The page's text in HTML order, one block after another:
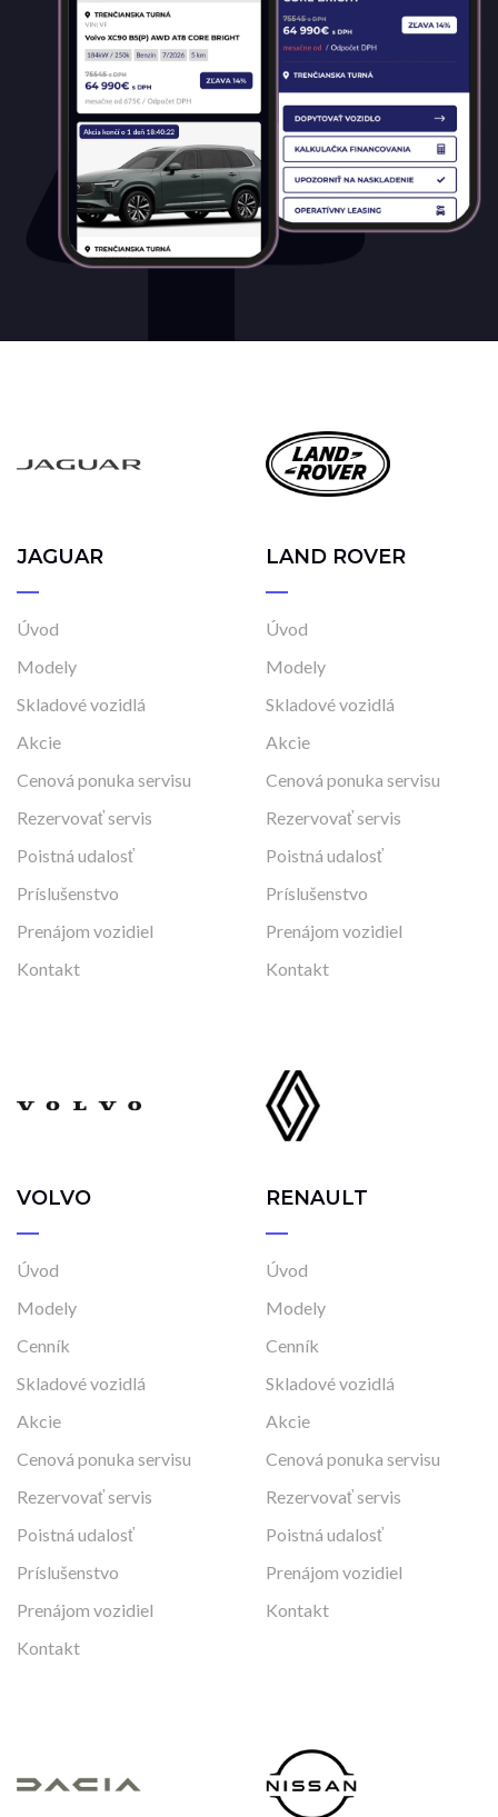
JAGUAR
Úvod
Modely
Skladové vozidlá
Akcie
Cenová ponuka servisu
Rezervovať servis
Poistná udalosť
Príslušenstvo
Prenájom vozidiel
Kontakt
LAND ROVER
Úvod
Modely
Skladové vozidlá
Akcie
Cenová ponuka servisu
Rezervovať servis
Poistná udalosť
Príslušenstvo
Prenájom vozidiel
Kontakt
VOLVO
Úvod
Modely
Cenník
Skladové vozidlá
Akcie
Cenová ponuka servisu
Rezervovať servis
Poistná udalosť
Príslušenstvo
Prenájom vozidiel
Kontakt
RENAULT
Úvod
Modely
Cenník
Skladové vozidlá
Akcie
Cenová ponuka servisu
Rezervovať servis
Poistná udalosť
Prenájom vozidiel
Kontakt